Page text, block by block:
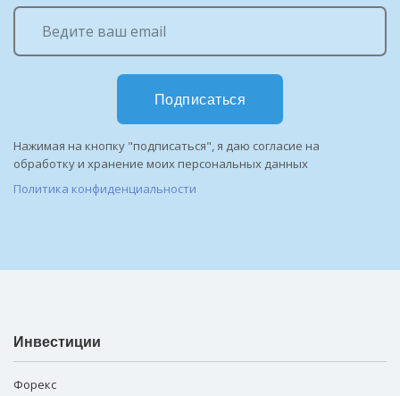
Подписаться
Нажимая на кнопку "подписаться", я даю согласие на
обработку и хранение моих персональных данных
Политика конфиденциальности
Инвестиции
Форекс